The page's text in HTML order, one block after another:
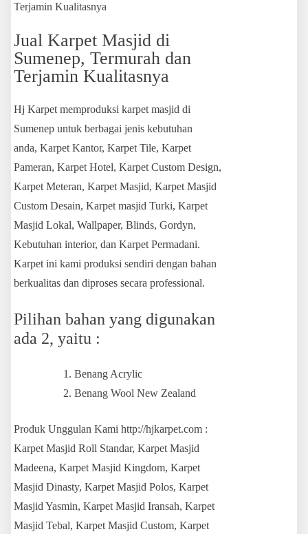
Terjamin Kualitasnya
Jual Karpet Masjid di
Sumenep, Termurah dan
Terjamin Kualitasnya
Hj Karpet memproduksi karpet masjid di
Sumenep untuk berbagai jenis kebutuhan
anda, Karpet Kantor, Karpet Tile, Karpet
Pameran, Karpet Hotel, Karpet Custom Design,
Karpet Meteran, Karpet Masjid, Karpet Masjid
Custom Desain, Karpet masjid Turki, Karpet
Masjid Lokal, Wallpaper, Blinds, Gordyn,
Kebutuhan interior, dan Karpet Permadani.
Karpet ini kami produksi sendiri dengan bahan
berkualitas dan diproses secara professional.
Pilihan bahan yang digunakan
ada 2, yaitu :
Benang Acrylic
Benang Wool New Zealand
Produk Unggulan Kami http://hjkarpet.com :
Karpet Masjid Roll Standar, Karpet Masjid
Madeena, Karpet Masjid Kingdom, Karpet
Masjid Dinasty, Karpet Masjid Polos, Karpet
Masjid Yasmin, Karpet Masjid Iransah, Karpet
Masjid Tebal, Karpet Masjid Custom, Karpet